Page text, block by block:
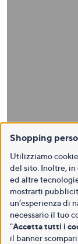
Shopping
Utilizziamo
del sito. Inoltre, in
ed altre
mostrarti
un’esperienza di
necessario il tuo
"Accetta tutti i
il banner